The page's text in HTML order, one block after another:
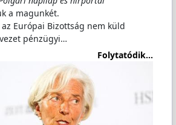
a magunkét.
Európai Bizottság nem küld
pénzügyi…
Folytatódik...